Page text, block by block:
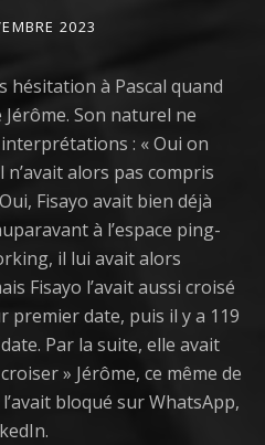
2023
hésitation à Pascal quand
Son naturel ne
: « Oui on
n’avait alors pas compris
Fisayo avait bien déjà
à l’espace ping-
il lui avait alors
Fisayo l’avait aussi croisé
premier date, puis il y a 119
Par la suite, elle avait
» Jérôme, ce même de
bloqué sur WhatsApp,